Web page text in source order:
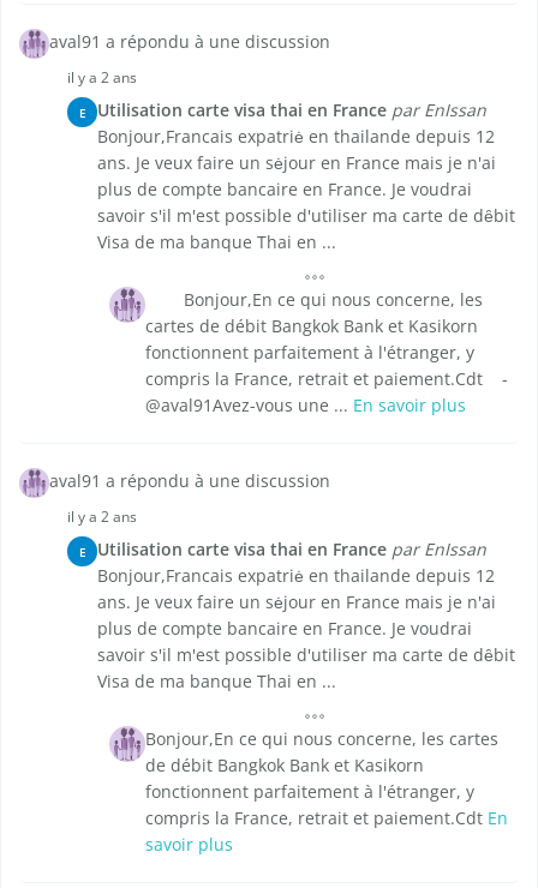
aval91 a répondu à une discussion
il y a 2 ans
E Utilisation carte visa thai en France par EnIssan
Bonjour,Francais expatriė en thailande depuis 12
ans. Je veux faire un sėjour en France mais je n'ai
plus de compte bancaire en France. Je voudrai
savoir s'il m'est possible d'utiliser ma carte de dȇbit
Visa de ma banque Thai en ...
Bonjour,En ce qui nous concerne, les
cartes de débit Bangkok Bank et Kasikorn
fonctionnent parfaitement à l'étranger, y
compris la France, retrait et paiement.Cdt -
@aval91Avez-vous une ... En savoir plus
aval91 a répondu à une discussion
il y a 2 ans
E Utilisation carte visa thai en France par EnIssan
Bonjour,Francais expatriė en thailande depuis 12
ans. Je veux faire un sėjour en France mais je n'ai
plus de compte bancaire en France. Je voudrai
savoir s'il m'est possible d'utiliser ma carte de dȇbit
Visa de ma banque Thai en ...
Bonjour,En ce qui nous concerne, les cartes
de débit Bangkok Bank et Kasikorn
fonctionnent parfaitement à l'étranger, y
compris la France, retrait et paiement.Cdt En
savoir plus